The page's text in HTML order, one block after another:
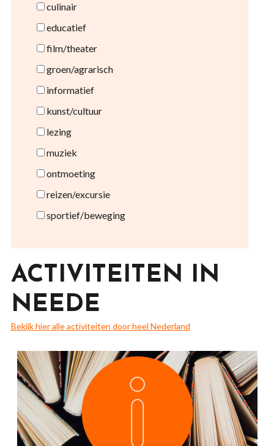
culinair
educatief
film/theater
groen/agrarisch
informatief
kunst/cultuur
lezing
muziek
ontmoeting
reizen/excursie
sportief/beweging
ACTIVITEITEN IN
NEEDE
Bekijk hier alle activiteiten door heel Nederland